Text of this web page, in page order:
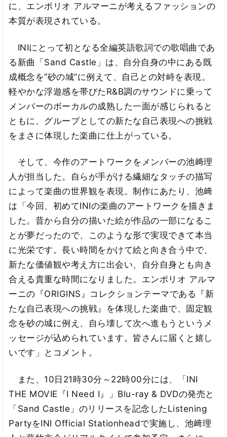
に、エンポリオ アルマーニが考えるファッションの
本質が表現されている。
INIにとって初となる全編英語歌詞での歌唱曲であ
る新曲「Sand Castle」は、自分自身の中にある既
成概念を”砂の城”に例えて、自己との対峙を表現。
軽やかな浮遊感を帯びたR&B調のサウンドに乗って
メンバーのボーカルの成熟した一面が感じられると
ともに、グループとしての新たな自己表現への挑戦
をまさに体現した楽曲に仕上がっている。
そして、今作のアートワークをメンバーの池﨑理
人が担当した。自らが手がける繊細なタッチの描写
によって楽曲の世界観を表現。制作にあたり、池﨑
は「今回、初めてINIの楽曲のアートワークを描きま
した。昔から自分の描いた絵が作品の一部になるこ
とが夢だったので、このような形で実現できて本当
に光栄です。長い時間をかけて絵と向き合う中で、
新たな価値観や考え方に出会い、自分自身とも向き
合える貴重な時間になりました。エンポリオ アルマ
ーニの『ORIGINS』コレクションテーマである『新
たな自己表現への挑戦』を体現した楽曲で、固定観
念を砂の城に例え、自ら壊して次へ進もうというメ
ッセージが込められています。皆さんに届くと嬉し
いです」とコメント。
また、10日21時30分～22時00分には、「INI
THE MOVIE『I Need I』」Blu-ray & DVDの発売と
「Sand Castle」のリリースを記念したListening
PartyをINI Official Stationheadで実施し、池﨑理